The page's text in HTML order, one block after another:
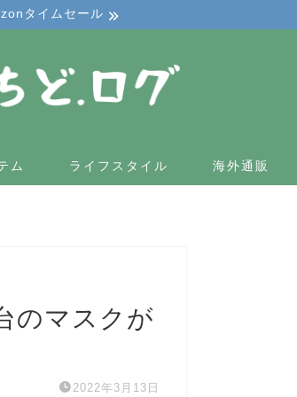
タイムセール
ム ライフスタイル 海外通販
のマスクが
2022年3月13日